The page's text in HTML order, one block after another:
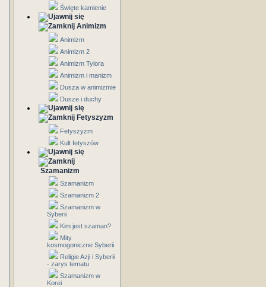
Święte kamienie
Animizm
Animizm
Animizm 2
Animizm Tylora
Animizm i manizm
Dusza w animizmie
Dusze i duchy
Fetyszyzm
Fetyszyzm
Kult fetyszów
Szamanizm
Szamanizm
Szamanizm 2
Szamanizm w
Syberii
Kim jest szaman?
Mity
kosmogoniczne Syberii
Religie Azji i Syberii
- zarys tematu
Szamanizm w
Korei